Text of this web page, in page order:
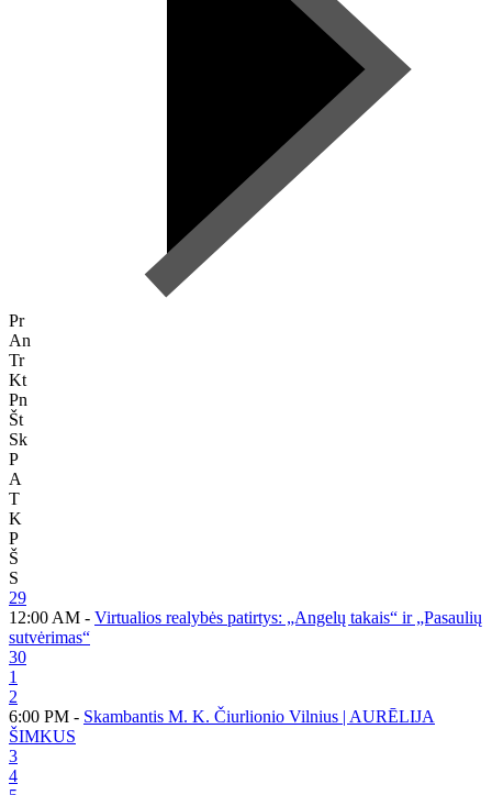
Pr
An
Tr
Kt
Pn
Št
Sk
P
A
T
K
P
Š
S
29
12:00 AM - Virtualios realybės patirtys: „Angelų takais“ ir „Pasaulių
sutvėrimas“
30
1
2
6:00 PM - Skambantis M. K. Čiurlionio Vilnius | AURĒLIJA
ŠIMKUS
3
4